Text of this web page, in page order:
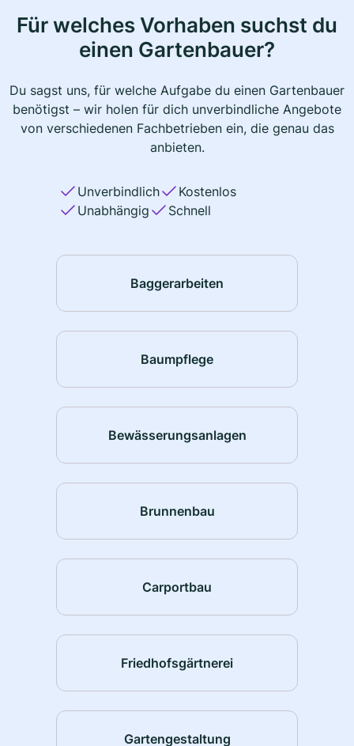
Für welches Vorhaben suchst du
einen Gartenbauer?
Du sagst uns, für welche Aufgabe du einen Gartenbauer
benötigst – wir holen für dich unverbindliche Angebote
von verschiedenen Fachbetrieben ein, die genau das
anbieten.
Unverbindlich
Kostenlos
Unabhängig
Schnell
Baggerarbeiten
Baumpflege
Bewässerungsanlagen
Brunnenbau
Carportbau
Friedhofsgärtnerei
Gartengestaltung